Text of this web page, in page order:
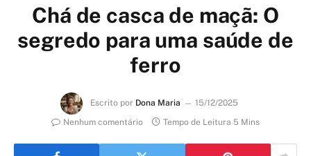
Chá de casca de maçã: O
segredo para uma saúde de
ferro
Escrito por Dona Maria
15/12/2025
Nenhum comentário
Tempo de Leitura 5 Mins